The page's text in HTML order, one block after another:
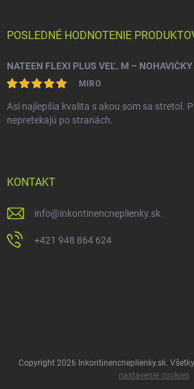
POSLEDNÉ HODNOTENIE
NATEEN FLEXI PLUS VEĽ. M –
MIRO
Asi najlepšia kvalita s akou som sa stretol.
nepretekajú po stranách.
KONTAKT
info@inkontinencneplienky.sk
+421 948 864 624
Copyright 2026 Inkontinencneplienky.sk.
nastavenie cookies